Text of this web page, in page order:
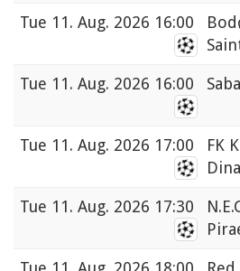
Tue 11. Aug. 2026 16:00
Tue 11. Aug. 2026 16:00
Tue 11. Aug. 2026 17:00
FK
Tue 11. Aug. 2026 17:30